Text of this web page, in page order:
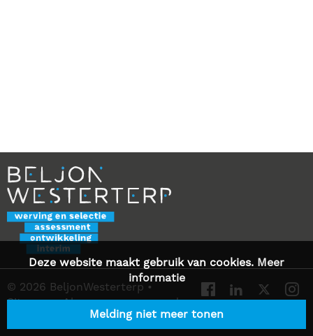
Deze website maakt gebruik van cookies. Meer
informatie
Melding niet meer tonen
© 2026 BeljonWesterterp •
Sitemap• Algemene voorwaarden
Privacy Statement• Contact